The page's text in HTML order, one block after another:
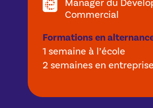
Manager du
Commercial
Formations en
1 semaine à l’école
2 semaines en entreprise